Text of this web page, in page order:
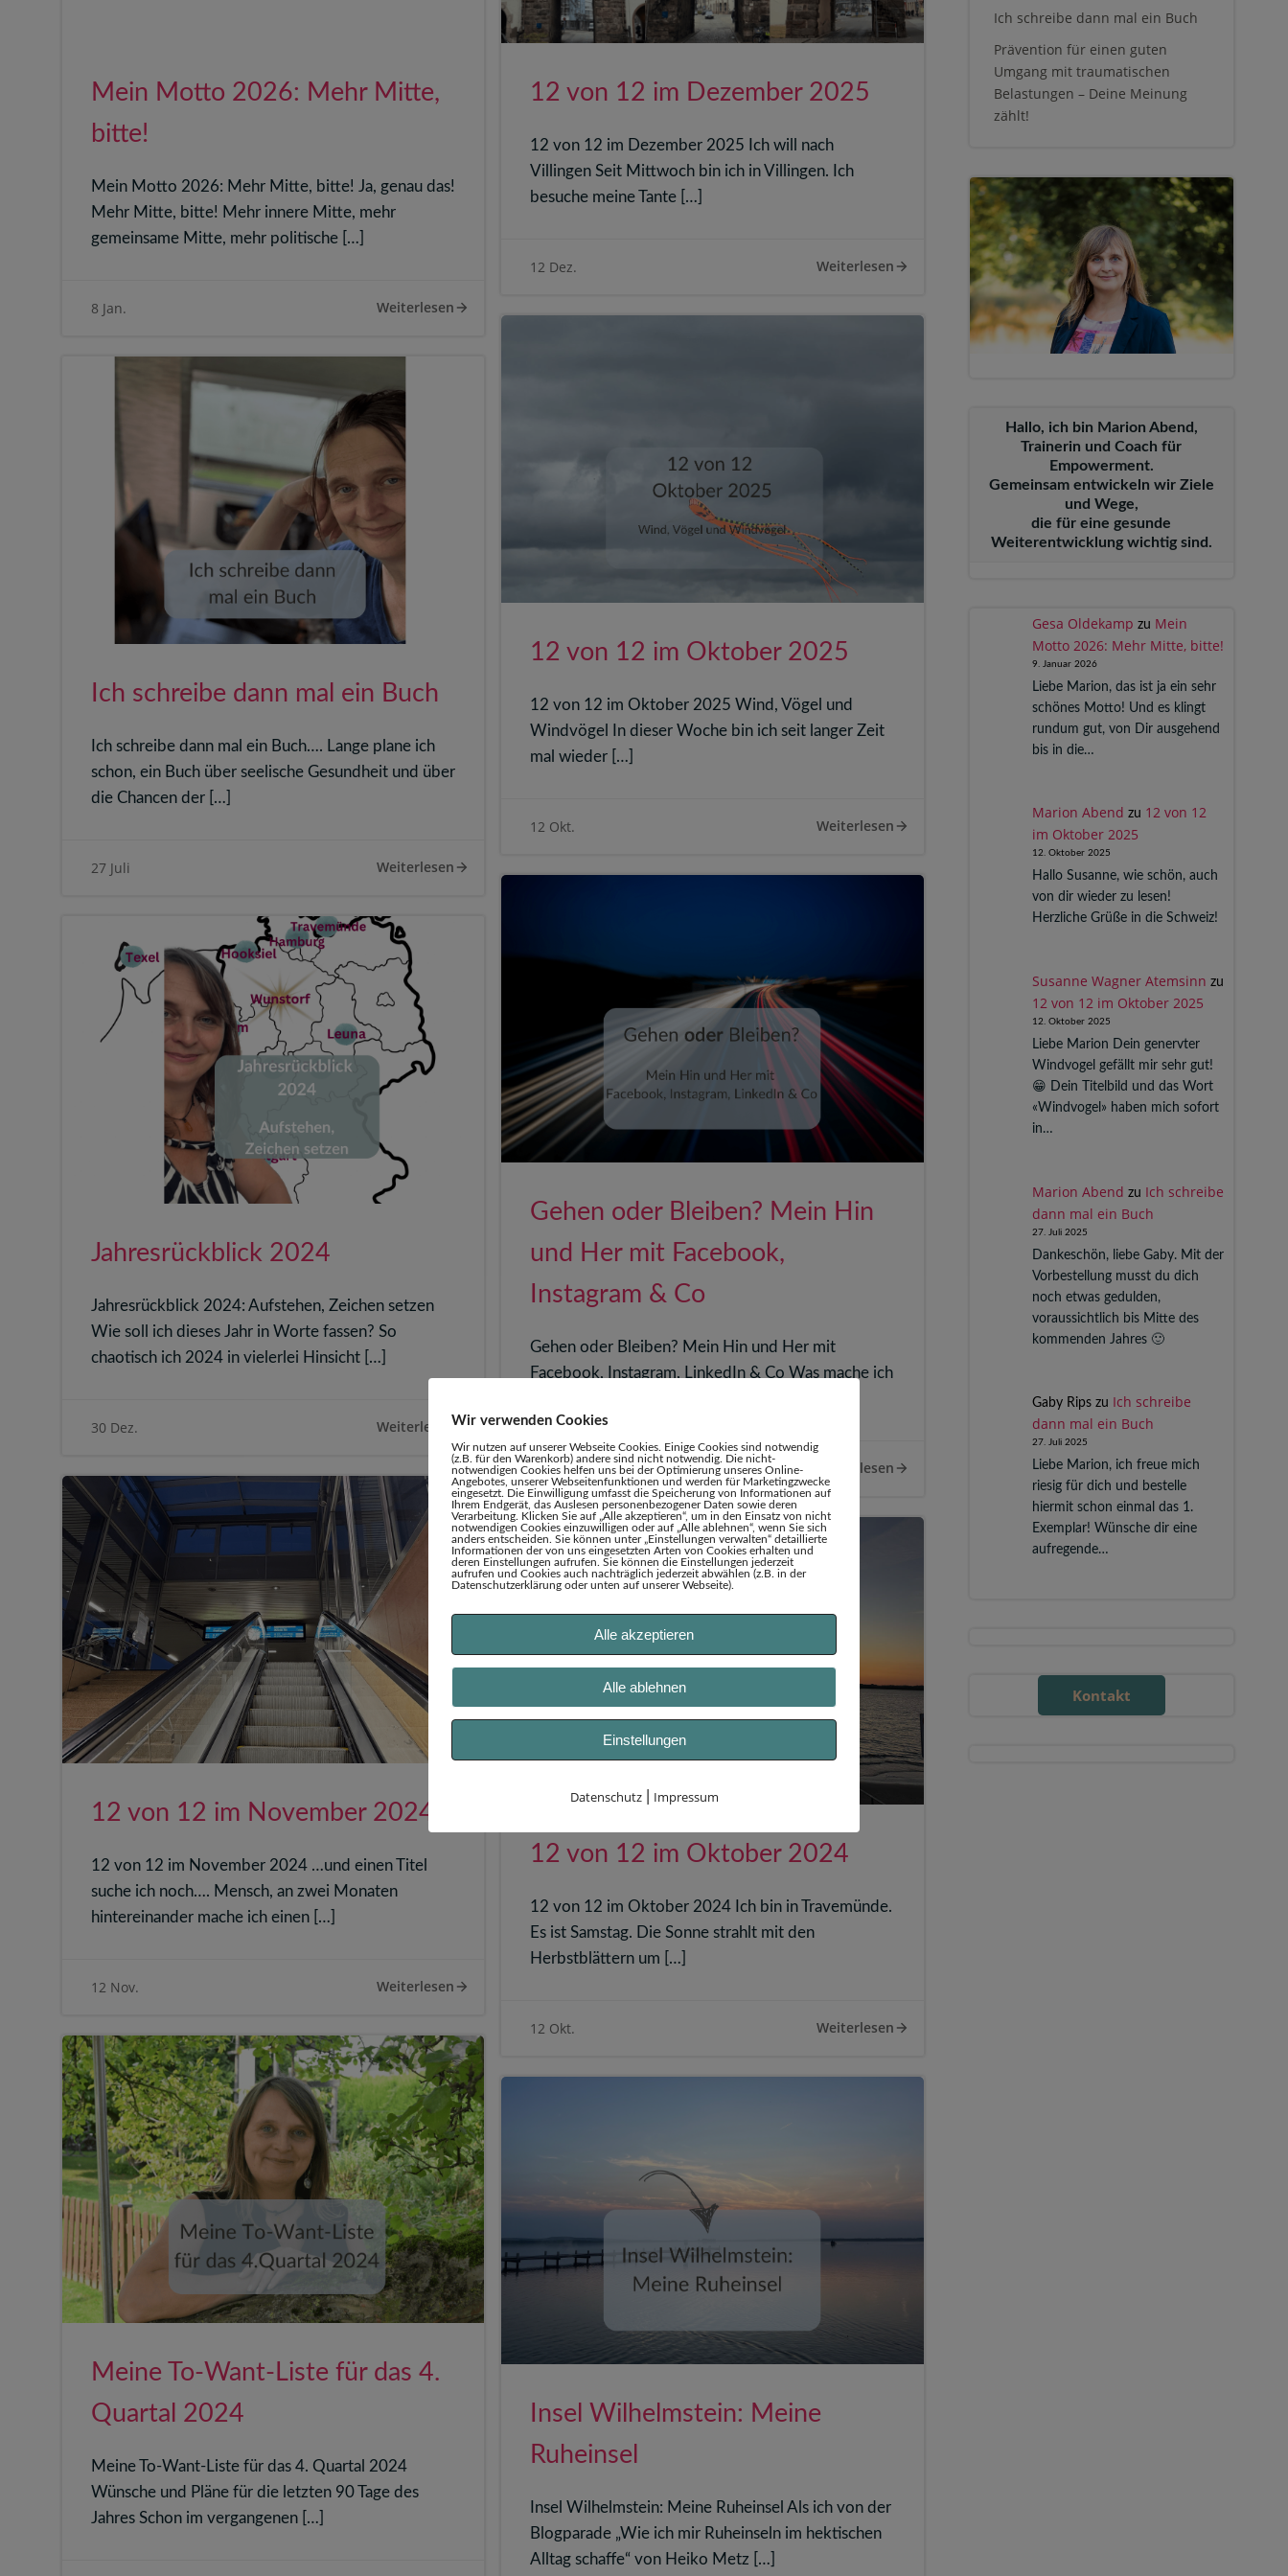
Mein Motto 2026: Mehr Mitte,
bitte!
Mein Motto 2026: Mehr Mitte, bitte! Ja, genau das!
Mehr Mitte, bitte! Mehr innere Mitte, mehr
gemeinsame Mitte, mehr politische […]
8 Jan. Weiterlesen
12 von 12 im Dezember 2025
12 von 12 im Dezember 2025 Ich will nach
Villingen Seit Mittwoch bin ich in Villingen. Ich
besuche meine Tante […]
12 Dez. Weiterlesen
12 von 12 im Oktober 2025
12 von 12 im Oktober 2025 Wind, Vögel und
Windvögel In dieser Woche bin ich seit langer Zeit
mal wieder […]
12 Okt. Weiterlesen
Ich schreibe dann mal ein Buch
Ich schreibe dann mal ein Buch…. Lange plane ich
schon, ein Buch über seelische Gesundheit und über
die Chancen der […]
27 Juli Weiterlesen
Gehen oder Bleiben? Mein Hin
und Her mit Facebook,
Instagram & Co
Gehen oder Bleiben? Mein Hin und Her mit
Facebook, Instagram, LinkedIn & Co Was mache ich
2 Feb. Weiterlesen
Jahresrückblick 2024
Jahresrückblick 2024: Aufstehen, Zeichen setzen
Wie soll ich dieses Jahr in Worte fassen? So
chaotisch ich 2024 in vielerlei Hinsicht […]
30 Dez. Weiterlesen
12 von 12 im November 2024
12 von 12 im November 2024 …und einen Titel
suche ich noch…. Mensch, an zwei Monaten
hintereinander mache ich einen […]
12 Nov. Weiterlesen
12 von 12 im Oktober 2024
12 von 12 im Oktober 2024 Ich bin in Travemünde.
Es ist Samstag. Die Sonne strahlt mit den
Herbstblättern um […]
12 Okt. Weiterlesen
Meine To-Want-Liste für das 4.
Quartal 2024
Meine To-Want-Liste für das 4. Quartal 2024
Wünsche und Pläne für die letzten 90 Tage des
Jahres Schon im vergangenen […]
Insel Wilhelmstein: Meine
Ruheinsel
Insel Wilhelmstein: Meine Ruheinsel Als ich von der
Blogparade „Wie ich mir Ruheinseln im hektischen
Alltag schaffe“ von Heiko Metz […]
Ich schreibe dann mal ein Buch
Prävention für einen guten
Umgang mit traumatischen
Belastungen – Deine Meinung
zählt!
Hallo, ich bin Marion Abend,
Trainerin und Coach für
Empowerment.
Gemeinsam entwickeln wir Ziele
und Wege,
die für eine gesunde
Weiterentwicklung wichtig sind.
Gesa Oldekamp zu Mein
Motto 2026: Mehr Mitte, bitte!
9. Januar 2026
Liebe Marion, das ist ja ein sehr
schönes Motto! Und es klingt
rundum gut, von Dir ausgehend
bis in die…
Marion Abend zu 12 von 12
im Oktober 2025
12. Oktober 2025
Hallo Susanne, wie schön, auch
von dir wieder zu lesen!
Herzliche Grüße in die Schweiz!
Susanne Wagner Atemsinn zu
12 von 12 im Oktober 2025
12. Oktober 2025
Liebe Marion Dein genervter
Windvogel gefällt mir sehr gut!
😁 Dein Titelbild und das Wort
«Windvogel» haben mich sofort
in…
Marion Abend zu Ich schreibe
dann mal ein Buch
27. Juli 2025
Dankeschön, liebe Gaby. Mit der
Vorbestellung musst du dich
noch etwas gedulden,
voraussichtlich bis Mitte des
kommenden Jahres 🙂
Gaby Rips zu Ich schreibe
dann mal ein Buch
27. Juli 2025
Liebe Marion, ich freue mich
riesig für dich und bestelle
hiermit schon einmal das 1.
Exemplar! Wünsche dir eine
aufregende…
Kontakt
Wir verwenden Cookies
Wir nutzen auf unserer Webseite Cookies. Einige Cookies sind notwendig
(z.B. für den Warenkorb) andere sind nicht notwendig. Die nicht-
notwendigen Cookies helfen uns bei der Optimierung unseres Online-
Angebotes, unserer Webseitenfunktionen und werden für Marketingzwecke
eingesetzt. Die Einwilligung umfasst die Speicherung von Informationen auf
Ihrem Endgerät, das Auslesen personenbezogener Daten sowie deren
Verarbeitung. Klicken Sie auf „Alle akzeptieren“, um in den Einsatz von nicht
notwendigen Cookies einzuwilligen oder auf „Alle ablehnen“, wenn Sie sich
anders entscheiden. Sie können unter „Einstellungen verwalten“ detaillierte
Informationen der von uns eingesetzten Arten von Cookies erhalten und
deren Einstellungen aufrufen. Sie können die Einstellungen jederzeit
aufrufen und Cookies auch nachträglich jederzeit abwählen (z.B. in der
Datenschutzerklärung oder unten auf unserer Webseite).
Alle akzeptieren
Alle ablehnen
Einstellungen
Datenschutz| Impressum